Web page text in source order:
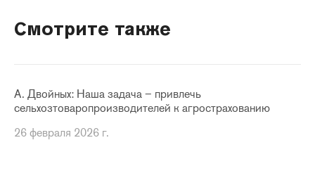
Смотрите также
А. Двойных: Наша задача – привлечь
сельхозтоваропроизводителей к агрострахованию
26 февраля 2026 г.